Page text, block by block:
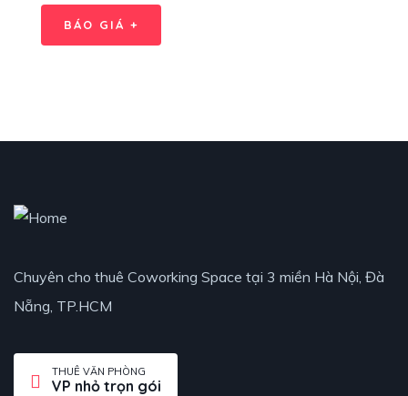
BÁO GIÁ +
Chuyên cho thuê Coworking Space tại 3 miền Hà Nội, Đà
Nẵng, TP.HCM
THUÊ VĂN PHÒNG
VP nhỏ trọn gói